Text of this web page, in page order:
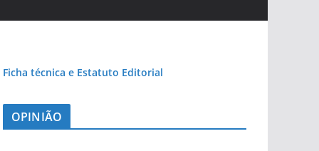
Ficha técnica e Estatuto Editorial
OPINIÃO